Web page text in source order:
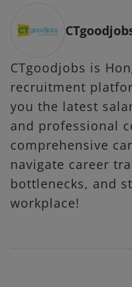
CTgoodjobs is
recruitment
you the latest
and professional
comprehensive
navigate career
bottlenecks, and
workplace!